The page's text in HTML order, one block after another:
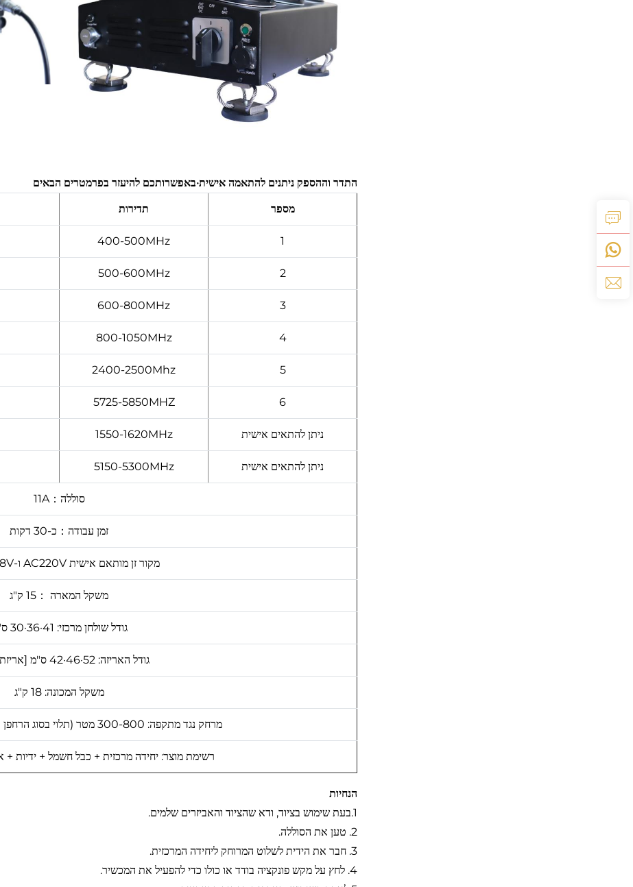
התדר וההספק ניתנים להתאמה אישית·באפשרותכם להיעזר בפרמטרים הבאים
מספר
תדירות
1
400-500MHz
2
500-600MHz
3
600-800MHz
4
800-1050MHz
5
2400-2500Mhz
6
5725-5850MHZ
ניתן להתאים אישית 1550-1620MHz
ניתן להתאים אישית 5150-5300MHz
סוללה：11A
זמן עבודה：כ-30 דקות
מקור זן מותאם אישית AC220V ו-DC24-28V
משקל המארה ：15 ק"ג
גודל שולחן מרכזי: 41·36·30 ס"מ
גודל האריזה: 52·46·42 ס"מ [אריזת קלטת]
משקל המכונה: 18 ק"ג
מרחק נגד מתקפה: 300-800 מטר (תלוי בסוג הרחפן ובגובה הטיסה של הרחפן)
רשימת מוצר: יחידה מרכזית + כבל חשמל + ידיות +
הנחיות
1
.בעת שימוש בציוד, ודא שהציוד והאביזרים שלמים.
2. טען את הסוללה.
3. חבר את הידית לשלוט המרוחק ליחידה המרכזית.
4. לחץ על מקש פונקציה בודד או כולו כדי להפעיל את המכשיר.